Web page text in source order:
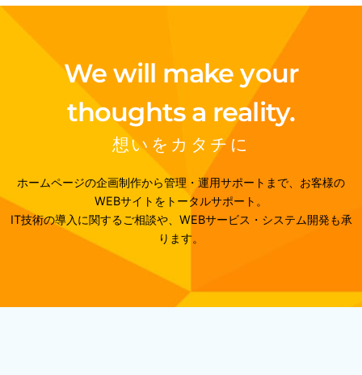
We will make your
thoughts a reality.
想いをカタチに
ホームページの企画制作から管理・運用サポートまで、お客様の
WEBサイトをトータルサポート。
IT技術の導入に関するご相談や、WEBサービス・システム開発も承
ります。